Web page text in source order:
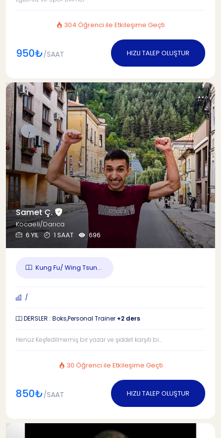
304 Öğrenci ile Etkileşime Geçti
950₺/SAAT HIZLI TALEP OLUŞTUR
Samet Ç.
Kocaeli/Darıca
6 YIL
1 SAAT 696
Kung Fu/ Wing Tsun...
/
DERSLER : Boks,Personal Trainer +2 ders
Henüz Keşfedilmemiş bir yazar ve şiddet karşıtı bi...
30 Öğrenci ile Etkileşime Geçti
850₺/SAAT HIZLI TALEP OLUŞTUR